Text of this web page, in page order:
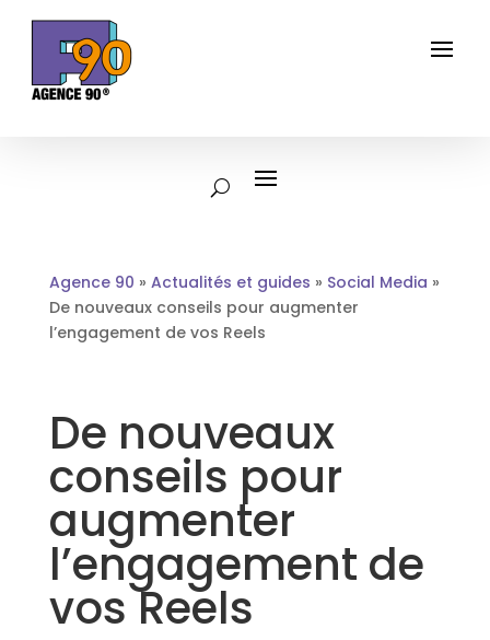
Agence 90 » Actualités et guides » Social Media »
De nouveaux conseils pour augmenter
l’engagement de vos Reels
De nouveaux
conseils pour
augmenter
l’engagement de
vos Reels